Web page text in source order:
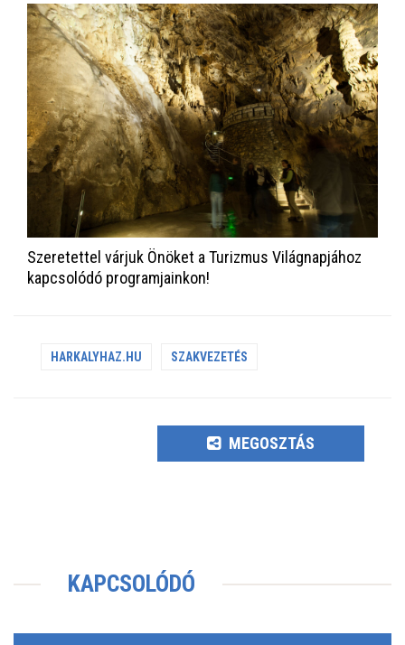
Szeretettel várjuk Önöket a Turizmus Világnapjához
kapcsolódó programjainkon!
HARKALYHAZ.HU SZAKVEZETÉS
MEGOSZTÁS
KAPCSOLÓDÓ